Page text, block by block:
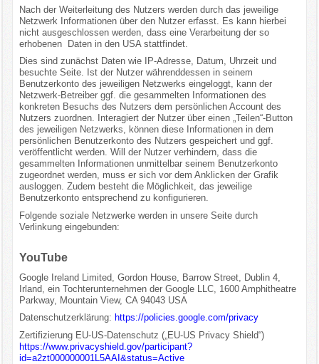
Nach der Weiterleitung des Nutzers werden durch das jeweilige
Netzwerk Informationen über den Nutzer erfasst. Es kann hierbei
nicht ausgeschlossen werden, dass eine Verarbeitung der so
erhobenen Daten in den USA stattfindet.
Dies sind zunächst Daten wie IP-Adresse, Datum, Uhrzeit und
besuchte Seite. Ist der Nutzer währenddessen in seinem
Benutzerkonto des jeweiligen Netzwerks eingeloggt, kann der
Netzwerk-Betreiber ggf. die gesammelten Informationen des
konkreten Besuchs des Nutzers dem persönlichen Account des
Nutzers zuordnen. Interagiert der Nutzer über einen „Teilen“-Button
des jeweiligen Netzwerks, können diese Informationen in dem
persönlichen Benutzerkonto des Nutzers gespeichert und ggf.
veröffentlicht werden. Will der Nutzer verhindern, dass die
gesammelten Informationen unmittelbar seinem Benutzerkonto
zugeordnet werden, muss er sich vor dem Anklicken der Grafik
ausloggen. Zudem besteht die Möglichkeit, das jeweilige
Benutzerkonto entsprechend zu konfigurieren.
Folgende soziale Netzwerke werden in unsere Seite durch
Verlinkung eingebunden:
YouTube
Google Ireland Limited, Gordon House, Barrow Street, Dublin 4,
Irland, ein Tochterunternehmen der Google LLC, 1600 Amphitheatre
Parkway, Mountain View, CA 94043 USA
Datenschutzerklärung: https://policies.google.com/privacy
Zertifizierung EU-US-Datenschutz („EU-US Privacy Shield“)
https://www.privacyshield.gov/participant?
id=a2zt000000001L5AAI&status=Active